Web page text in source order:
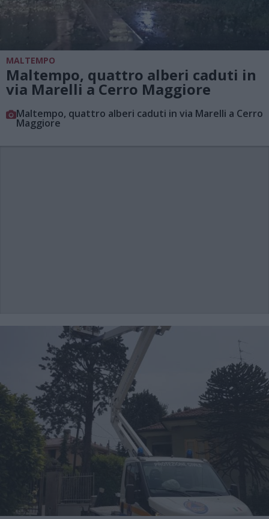
MALTEMPO
Maltempo, quattro alberi caduti in
via Marelli a Cerro Maggiore
Maltempo, quattro alberi caduti in via Marelli a Cerro
Maggiore